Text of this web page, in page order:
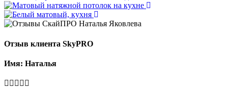
Отзыв клиента SkyPRO
Имя: Наталья